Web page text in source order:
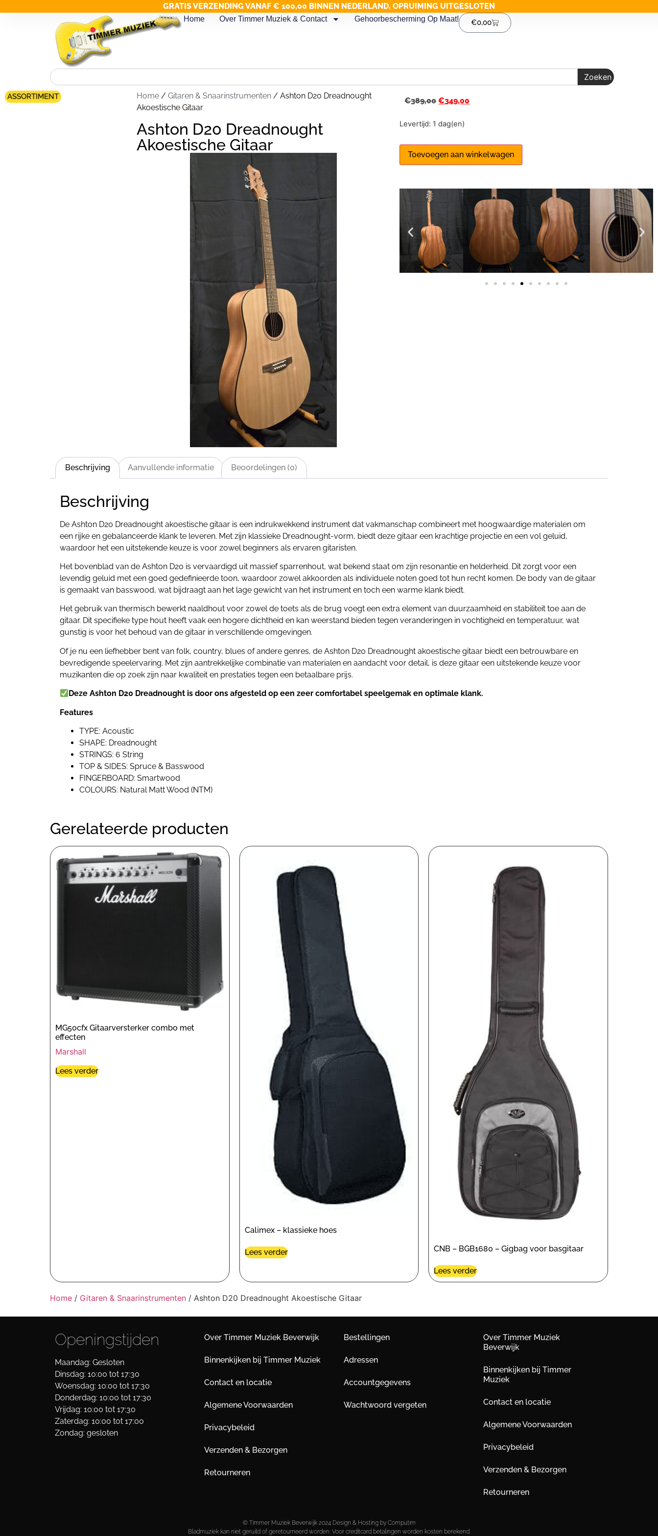
GRATIS VERZENDING VANAF € 100,00 BINNEN NEDERLAND, OPRUIMING UITGESLOTEN
Home Over Timmer Muziek & Contact Gehoorbescherming Op Maat! €0,00
Zoeken
ASSORTIMENT Home/ Gitaren & Snaarinstrumenten/ Ashton D20 Dreadnought
Akoestische Gitaar
Ashton D20 Dreadnought
Akoestische Gitaar
€389,00 €349,00
Levertijd: 1 dag(en)
Toevoegen aan winkelwagen
Beschrijving Aanvullende informatie Beoordelingen (0)
Beschrijving
De Ashton D20 Dreadnought akoestische gitaar is een indrukwekkend instrument dat vakmanschap combineert met hoogwaardige materialen om
een rijke en gebalanceerde klank te leveren. Met zijn klassieke Dreadnought-vorm, biedt deze gitaar een krachtige projectie en een vol geluid,
waardoor het een uitstekende keuze is voor zowel beginners als ervaren gitaristen.
Het bovenblad van de Ashton D20 is vervaardigd uit massief sparrenhout, wat bekend staat om zijn resonantie en helderheid. Dit zorgt voor een
levendig geluid met een goed gedefinieerde toon, waardoor zowel akkoorden als individuele noten goed tot hun recht komen. De body van de gitaar
is gemaakt van basswood, wat bijdraagt aan het lage gewicht van het instrument en toch een warme klank biedt.
Het gebruik van thermisch bewerkt naaldhout voor zowel de toets als de brug voegt een extra element van duurzaamheid en stabiliteit toe aan de
gitaar. Dit specifieke type hout heeft vaak een hogere dichtheid en kan weerstand bieden tegen veranderingen in vochtigheid en temperatuur, wat
gunstig is voor het behoud van de gitaar in verschillende omgevingen.
Of je nu een liefhebber bent van folk, country, blues of andere genres, de Ashton D20 Dreadnought akoestische gitaar biedt een betrouwbare en
bevredigende speelervaring. Met zijn aantrekkelijke combinatie van materialen en aandacht voor detail, is deze gitaar een uitstekende keuze voor
muzikanten die op zoek zijn naar kwaliteit en prestaties tegen een betaalbare prijs.
Deze Ashton D20 Dreadnought is door ons afgesteld op een zeer comfortabel speelgemak en optimale klank.
Features
TYPE: Acoustic
SHAPE: Dreadnought
STRINGS: 6 String
TOP & SIDES: Spruce & Basswood
FINGERBOARD: Smartwood
COLOURS: Natural Matt Wood (NTM)
Gerelateerde producten
MG50cfx Gitaarversterker combo met
effecten
Marshall
Lees verder
Calimex – klassieke hoes
Lees verder CNB – BGB1680 – Gigbag voor basgitaar
Lees verder
Home / Gitaren & Snaarinstrumenten / Ashton D20 Dreadnought Akoestische Gitaar
Openingstijden
Maandag: Gesloten
Dinsdag: 10:00 tot 17:30
Woensdag: 10:00 tot 17:30
Donderdag: 10:00 tot 17:30
Vrijdag: 10:00 tot 17:30
Zaterdag: 10:00 tot 17:00
Zondag: gesloten
Over Timmer Muziek Beverwijk
Binnenkijken bij Timmer Muziek
Contact en locatie
Algemene Voorwaarden
Privacybeleid
Verzenden & Bezorgen
Retourneren
Bestellingen
Adressen
Accountgegevens
Wachtwoord vergeten
Over Timmer Muziek
Beverwijk
Binnenkijken bij Timmer
Muziek
Contact en locatie
Algemene Voorwaarden
Privacybeleid
Verzenden & Bezorgen
Retourneren
© Timmer Muziek Beverwijk 2024 Design & Hosting by Computim
Bladmuziek kan niet geruild of geretourneerd worden. Voor creditcard betalingen worden kosten berekend.